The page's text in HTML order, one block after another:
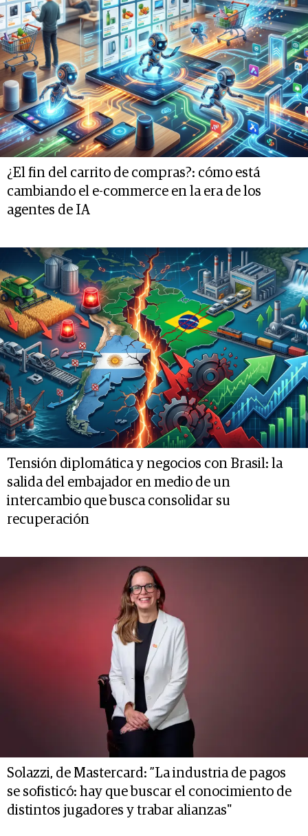
¿El fin del carrito de compras?: cómo está
cambiando el e-commerce en la era de los
agentes de IA
Tensión diplomática y negocios con Brasil: la
salida del embajador en medio de un
intercambio que busca consolidar su
recuperación
Solazzi, de Mastercard: ”La industria de pagos
se sofisticó: hay que buscar el conocimiento de
distintos jugadores y trabar alianzas"